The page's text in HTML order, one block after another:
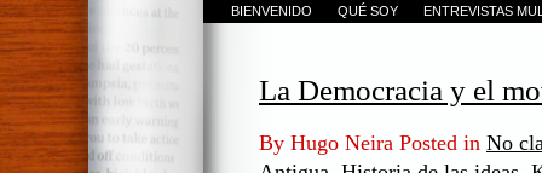
BIENVENIDO QUÉ SOY ENTREVISTAS
La Democracia y el
By Hugo Neira Posted in No